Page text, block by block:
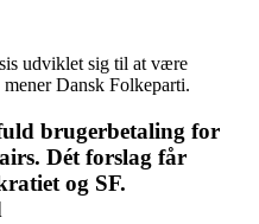
udviklet sig til at være
Dansk Folkeparti.
brugerbetaling for
Dét forslag får
og SF.